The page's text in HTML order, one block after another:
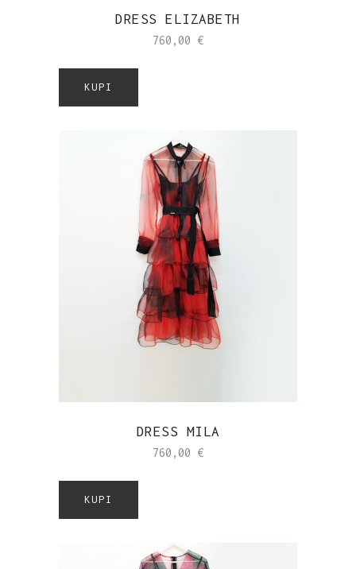
DRESS ELIZABETH
760,00 €
KUPI
DRESS MILA
760,00 €
KUPI